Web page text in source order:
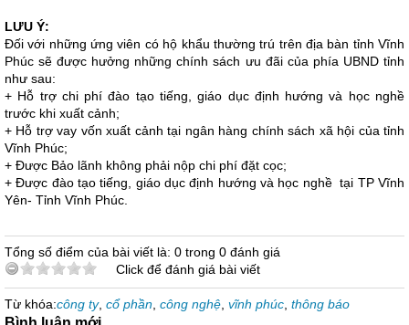
LƯU Ý:
Đối với những ứng viên có hộ khẩu thường trú trên địa bàn tỉnh Vĩnh
Phúc sẽ được hưởng những chính sách ưu đãi của phía UBND tỉnh
như sau:
+ Hỗ trợ chi phí đào tạo tiếng, giáo dục định hướng và học nghề
trước khi xuất cảnh;
+ Hỗ trợ vay vốn xuất cảnh tại ngân hàng chính sách xã hội của tỉnh
Vĩnh Phúc;
+ Được Bảo lãnh không phải nộp chi phí đặt cọc;
+ Được đào tạo tiếng, giáo dục định hướng và học nghề tại TP Vĩnh
Yên- Tỉnh Vĩnh Phúc.
Tổng số điểm của bài viết là: 0 trong 0 đánh giá
Click để đánh giá bài viết
Từ khóa:công ty, cổ phần công nghệ vĩnh phúc thông báo